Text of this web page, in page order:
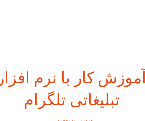
آموزش کار با نرم افزار
تبلیغاتی تلگرام